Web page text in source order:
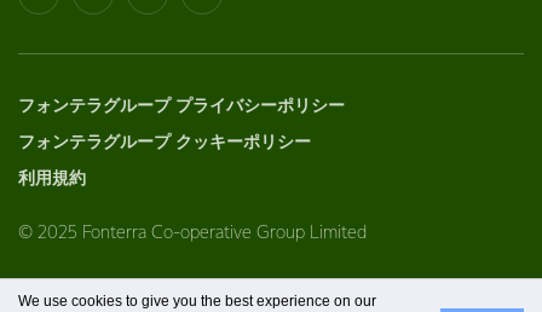
フォンテラグループ プライバシーポリシー
フォンテラグループ クッキーポリシー
利用規約
© 2025 Fonterra Co-operative Group Limited
We use cookies to give you the best experience on our